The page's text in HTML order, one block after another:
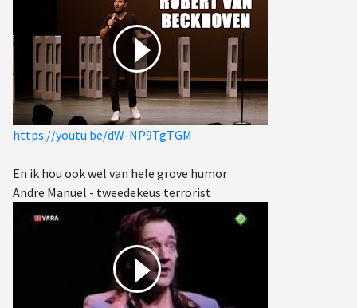
https://youtu.be/dW-NP9TgTGM
En ik hou ook wel van hele grove humor
Andre Manuel - tweedekeus terrorist